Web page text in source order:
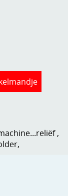
,